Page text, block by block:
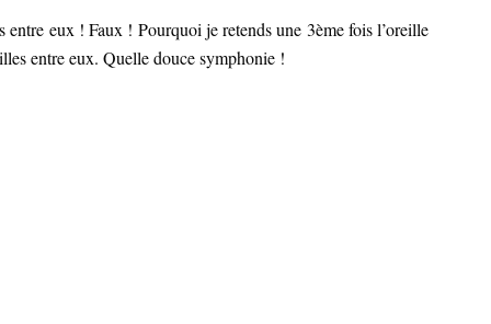
eux ! Faux ! Pourquoi je retends une 3ème fois l’oreille
entre eux. Quelle douce symphonie !